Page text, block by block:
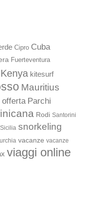
Cipro Cuba
Fuerteventura
Kenya kitesurf
Mauritius
offerta Parchi
Rodi Santorini
Sicilia snorkeling
vacanze vacanze
viaggi online